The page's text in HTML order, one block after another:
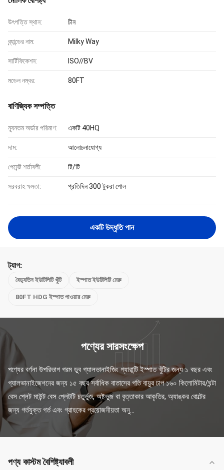
উৎপত্তি স্থান: চীন
ব্র্যান্ডের নাম: Milky Way
সার্টিফিকেশন: ISO//BV
মডেল নম্বর: 80FT
বাণিজ্যিক সম্পত্তি
ন্যূনতম অর্ডার পরিমাণ: একটি 40HQ
দাম: আলোচনাযোগ্য
পেমেন্ট শর্তাবলী: টি/টি
সরবরাহ ক্ষমতা: প্রতিদিন 300 টুকরা পোল
একটি উদ্ধৃতি পান
ট্যাগ:
বৈদ্যুতিন ইউটিলিটি খুঁটি ইস্পাত ইউটিলিটি মেরু
80FT HDG ইস্পাত পাওয়ার মেরু
পণ্যের সারসংক্ষেপ
পণ্যের বর্ণনা উপরিভাগ গরম ডুব গ্যালভানাইজিং গ্যারান্টি ইস্পাত খুঁটির জন্য ১ বছর এবং
গ্যালভানাইজেশনের জন্য ১৫ বছর সর্বাধিক বাতাসের গতি বায়ুর চাপ ১৬০ কিলোমিটার/ঘন্টা
বেস প্লেট মাউন্ট বেস প্লেটটি চতুর্ভুজ, অষ্টভুজ বা বৃত্তাকার আকৃতির, অ্যাঙ্কর বোল্টের
জন্য গর্তযুক্ত গর্ত এবং গ্রাহকের প্রয়োজনীয়তা অনু...
পণ্য কাস্টম বৈশিষ্ট্যাবলী